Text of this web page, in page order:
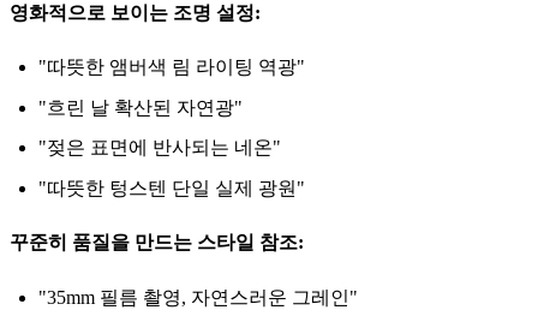
영화적으로 보이는 조명 설정:
"따뜻한 앰버색 림 라이팅 역광"
"흐린 날 확산된 자연광"
"젖은 표면에 반사되는 네온"
"따뜻한 텅스텐 단일 실제 광원"
꾸준히 품질을 만드는 스타일 참조:
"35mm 필름 촬영, 자연스러운 그레인"